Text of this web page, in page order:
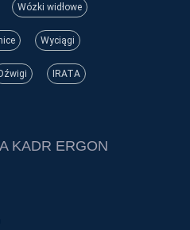
KADR ERGON
Wózki widłowe
Wyciągi
IRATA